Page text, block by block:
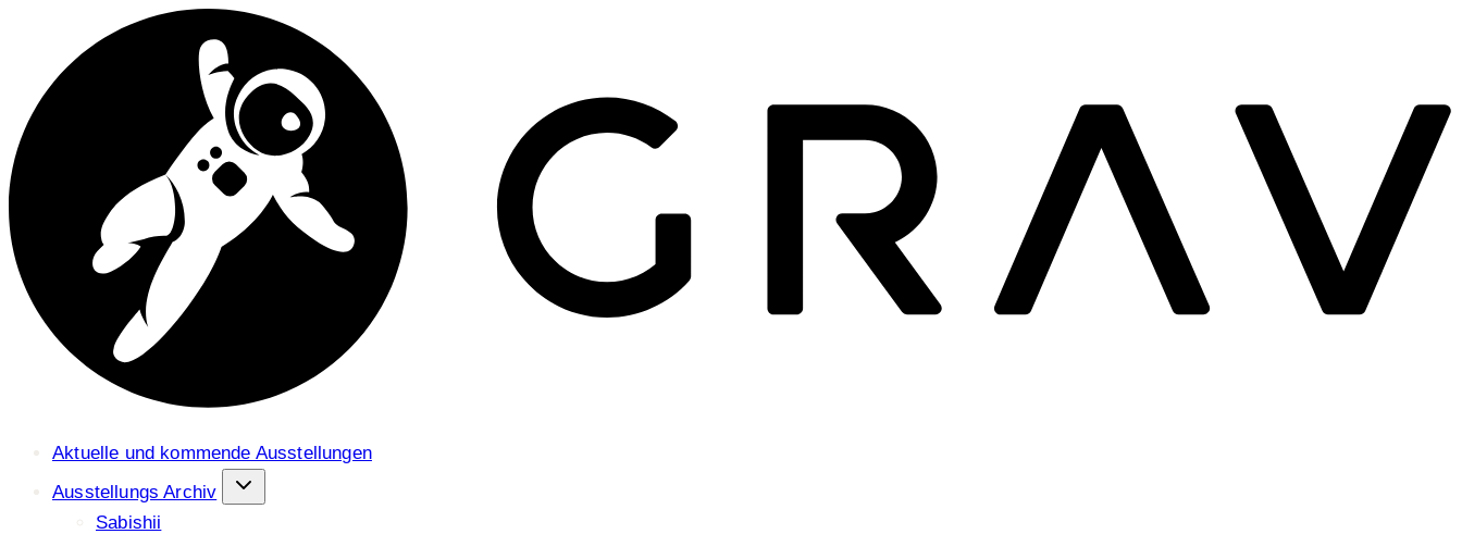
Aktuelle und kommende Ausstellungen
Ausstellungs Archiv
Sabishii